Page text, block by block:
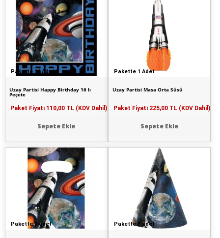
Pakette 16 Adet
Uzay Partisi Happy Birthday 16 lı
Peçete
Paket Fiyatı 110,00 TL (KDV Dahil)
Sepete Ekle
Pakette 1 Adet
Uzay Partisi Masa Orta Süsü
Paket Fiyatı 225,00 TL (KDV Dahil)
Sepete Ekle
Pakette 8 adet Pakette 8 adet